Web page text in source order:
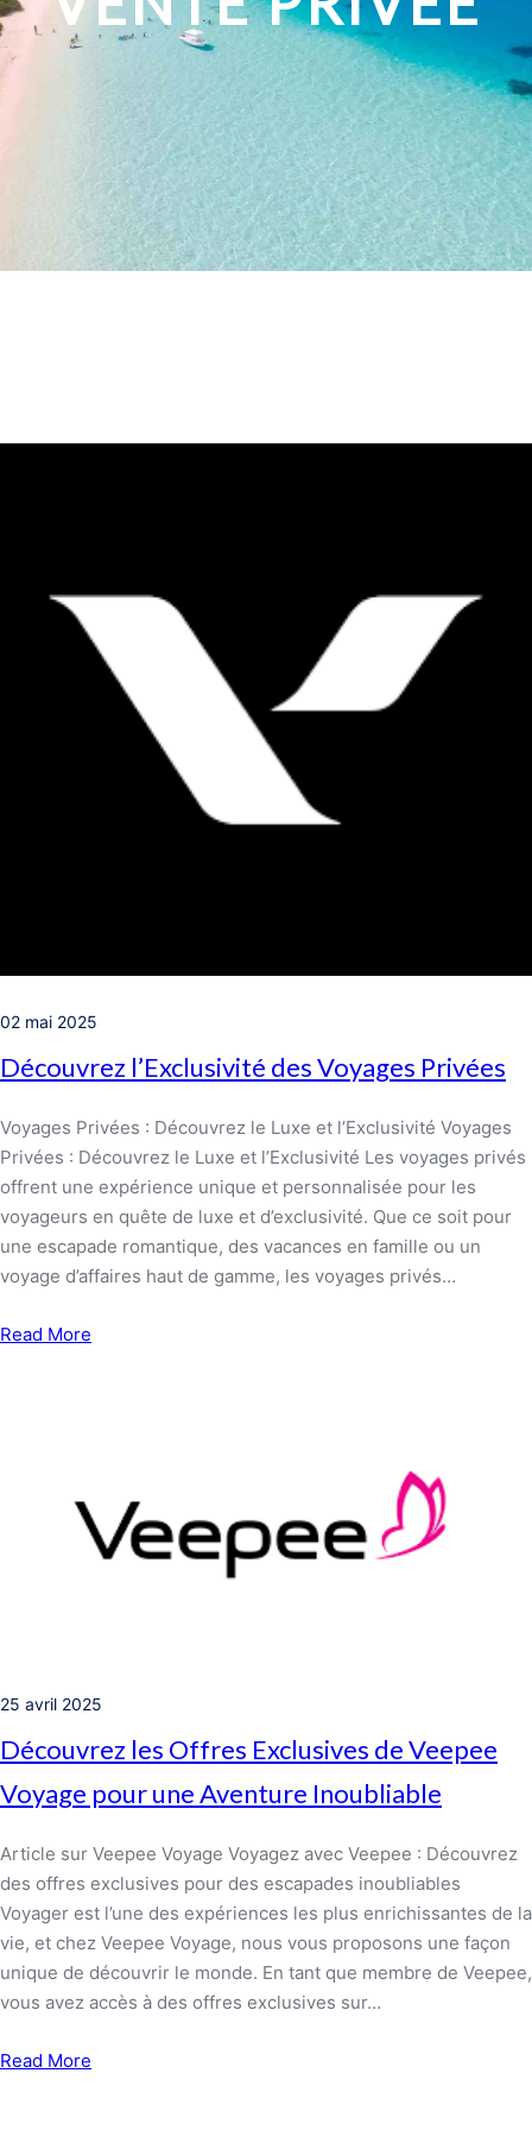
02 mai 2025
Découvrez l’Exclusivité des Voyages Privées
Voyages Privées : Découvrez le Luxe et l’Exclusivité Voyages
Privées : Découvrez le Luxe et l’Exclusivité Les voyages privés
offrent une expérience unique et personnalisée pour les
voyageurs en quête de luxe et d’exclusivité. Que ce soit pour
une escapade romantique, des vacances en famille ou un
voyage d’affaires haut de gamme, les voyages privés…
Read More
25 avril 2025
Découvrez les Offres Exclusives de Veepee
Voyage pour une Aventure Inoubliable
Article sur Veepee Voyage Voyagez avec Veepee : Découvrez
des offres exclusives pour des escapades inoubliables
Voyager est l’une des expériences les plus enrichissantes de la
vie, et chez Veepee Voyage, nous vous proposons une façon
unique de découvrir le monde. En tant que membre de Veepee,
vous avez accès à des offres exclusives sur…
Read More